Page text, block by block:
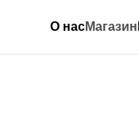
О насМагазин